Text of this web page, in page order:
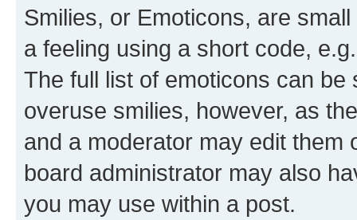
Smilies, or Emoticons, are
a feeling using a short code,
The full list of emoticons can
overuse smilies, however, as
and a moderator may edit them
board administrator may also
you may use within a post.